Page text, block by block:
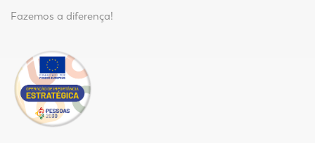
Fazemos a diferença!